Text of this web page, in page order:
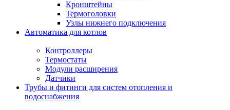
Кронштейны
Термоголовки
Узлы нижнего подключения
Автоматика для котлов
Контроллеры
Термостаты
Модули расширения
Датчики
Трубы и фитинги для систем отопления и
водоснабжения